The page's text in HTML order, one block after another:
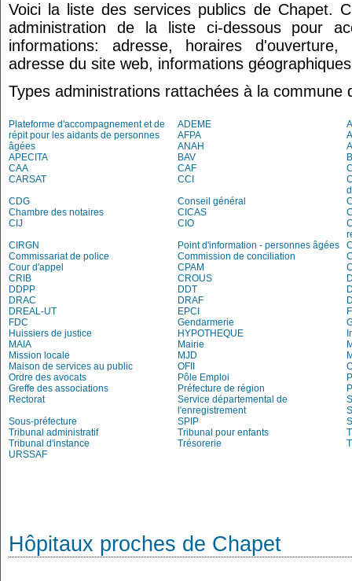
Voici la liste des services publics de Chapet.
administration de la liste ci-dessous pour
informations: adresse, horaires
adresse du site web, informations
Types administrations rattachées à la commune
Plateforme d'accompagnement et de
répit pour les aidants de personnes
âgées
ADEME
AFPA
ANAH
APECITA
BAV
CAA
CAF
CARSAT
CCI
CDG
Conseil général
Chambre des notaires
CICAS
CIJ
CIO
CIRGN
Point d'information - personnes âgées
Commissariat de police
Commission de conciliation
Cour d'appel
CPAM
CRIB
CROUS
DDPP
DDT
DRAC
DRAF
DREAL-UT
EPCI
FDC
Gendarmerie
Huissiers de justice
HYPOTHEQUE
MAIA
Mairie
Mission locale
MJD
Maison de services au public
OFII
Ordre des avocats
Pôle Emploi
Greffe des associations
Préfecture de région
Rectorat
Service départemental de
l'enregistrement
Sous-préfecture
SPIP
Tribunal administratif
Tribunal pour enfants
Tribunal d'instance
Trésorerie
URSSAF
Hôpitaux proches de Chapet